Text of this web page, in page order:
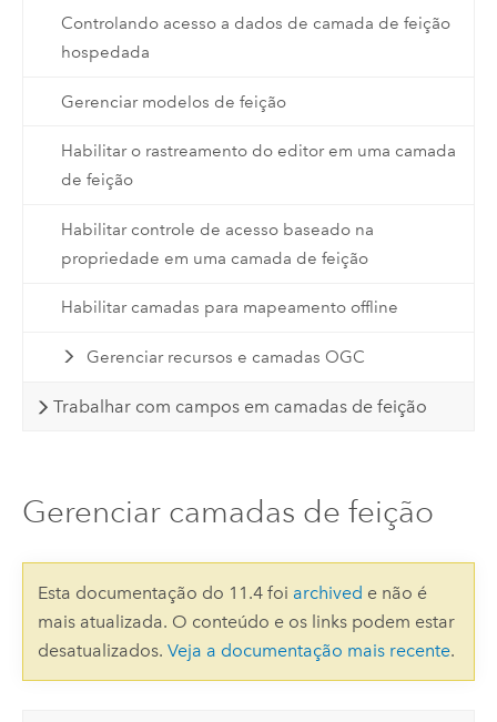
Controlando acesso a dados de camada de feição
hospedada
Gerenciar modelos de feição
Habilitar o rastreamento do editor em uma camada
de feição
Habilitar controle de acesso baseado na
propriedade em uma camada de feição
Habilitar camadas para mapeamento offline
Gerenciar recursos e camadas OGC
Trabalhar com campos em camadas de feição
Gerenciar camadas de feição
Esta documentação do 11.4 foi archived e não é
mais atualizada. O conteúdo e os links podem estar
desatualizados. Veja a documentação mais recente.